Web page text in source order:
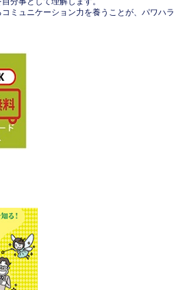
ミュニケーション力を養うことが、パワハラ